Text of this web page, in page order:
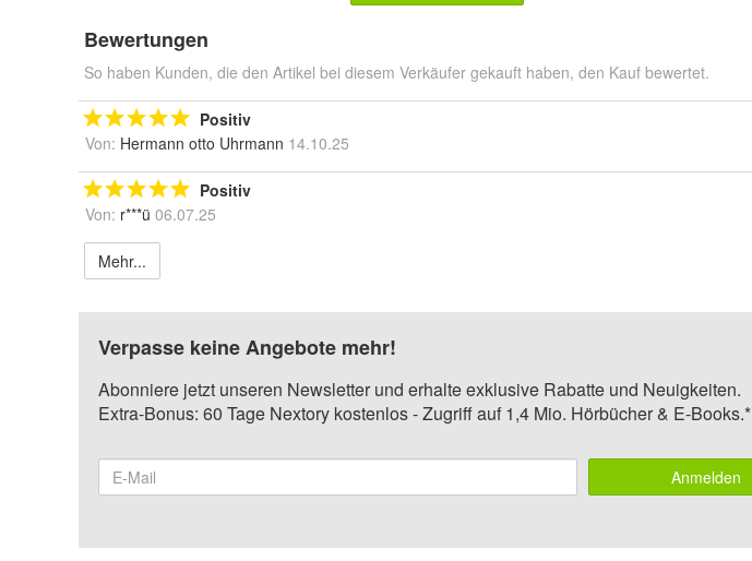
Bewertungen
So haben Kunden, die den Artikel bei diesem Verkäufer gekauft haben, den Kauf bewertet.
Positiv
Von: Hermann otto Uhrmann 14.10.25
Positiv
Von: r***ü 06.07.25
Mehr...
Verpasse keine Angebote mehr!
Abonniere jetzt unseren Newsletter und erhalte exklusive Rabatte und Neuigkeiten.
Extra-Bonus: 60 Tage Nextory kostenlos - Zugriff auf 1,4 Mio. Hörbücher & E-Books.*
Anmelden